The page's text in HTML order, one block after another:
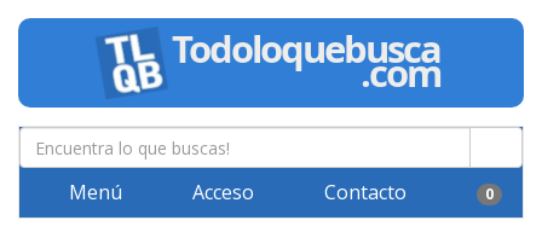
Menú Acceso Contacto 0